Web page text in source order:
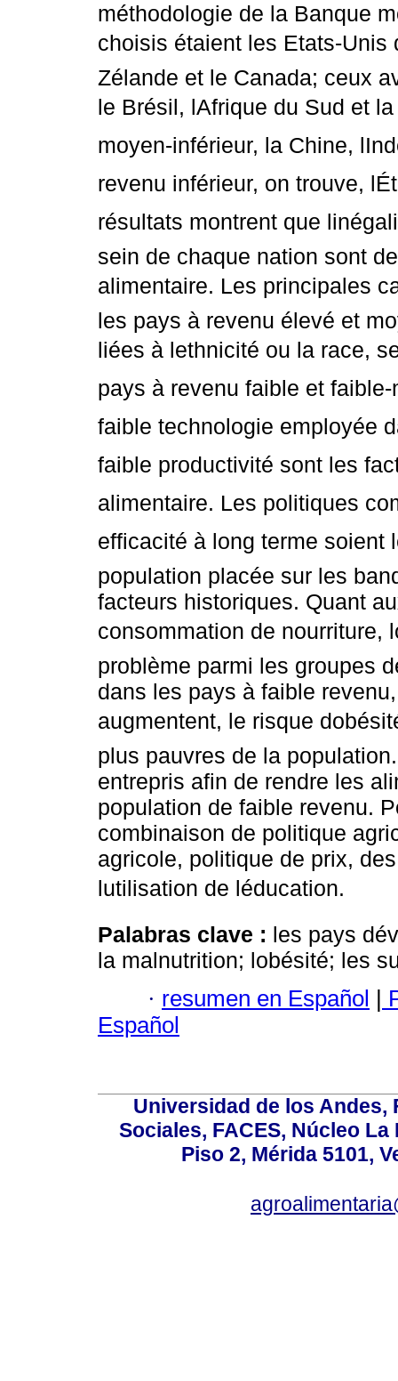
méthodologie de la Banque
choisis étaient les Etats-Unis
Zélande et le Canada; ceux
le Brésil, lAfrique du Sud et
moyen-inférieur, la Chine,
revenu inférieur, on trouve,
résultats montrent que
sein de chaque nation sont
alimentaire. Les principales
les pays à revenu élevé et
liées à lethnicité ou la race,
pays à revenu faible et
faible technologie employée
faible productivité sont les
alimentaire. Les politiques
efficacité à long terme soient
population placée sur les
facteurs historiques. Quant
consommation de nourriture,
problème parmi les groupes
dans les pays à faible
augmentent, le risque
plus pauvres de la
entrepris afin de rendre les
population de faible revenu.
combinaison de politique
agricole, politique de prix,
lutilisation de léducation.
Palabras clave : les pays
la malnutrition; lobésité; les
· resumen en Español |
Español
Universidad de los Andes,
Sociales, FACES, Núcleo
Piso 2, Mérida 5101,